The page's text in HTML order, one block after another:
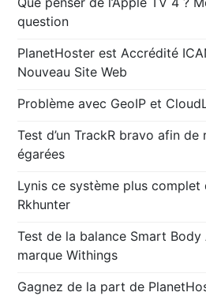
question
PlanetHoster est Accrédité
Nouveau Site Web
Problème avec GeoIP et
Test d’un TrackR bravo afin
égarées
Lynis ce système plus complet
Rkhunter
Test de la balance Smart
marque Withings
Gagnez de la part de